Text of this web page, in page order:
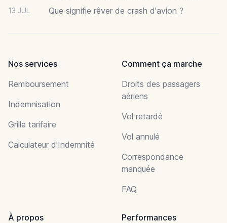
13 JUL Que signifie rêver de crash d'avion ?
Nos services
Remboursement
Indemnisation
Grille tarifaire
Calculateur d'Indemnité
Comment ça marche
Droits des passagers
aériens
Vol retardé
Vol annulé
Correspondance
manquée
FAQ
À propos
Performances